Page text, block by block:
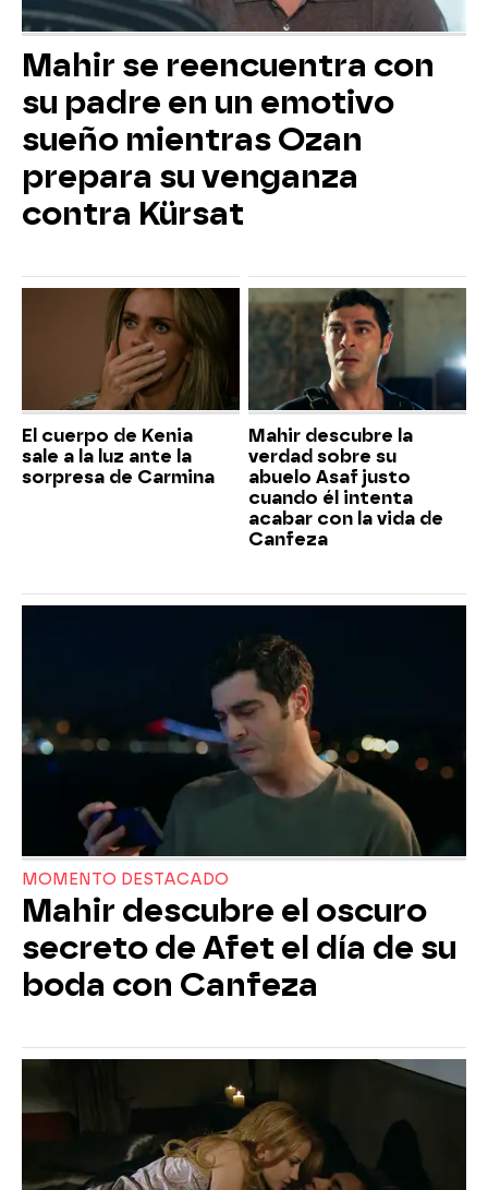
Mahir se reencuentra con
su padre en un emotivo
sueño mientras Ozan
prepara su venganza
contra Kürsat
El cuerpo de Kenia
sale a la luz ante la
sorpresa de Carmina
Mahir descubre la
verdad sobre su
abuelo Asaf justo
cuando él intenta
acabar con la vida de
Canfeza
MOMENTO DESTACADO
Mahir descubre el oscuro
secreto de Afet el día de su
boda con Canfeza